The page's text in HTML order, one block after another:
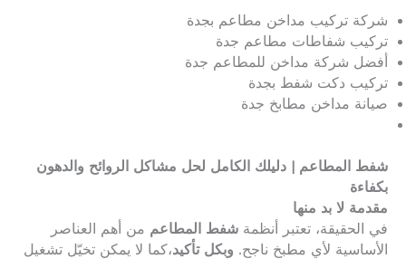
شركة تركيب مداخن مطاعم بجدة
تركيب شفاطات مطاعم جدة
أفضل شركة مداخن للمطاعم جدة
تركيب دكت شفط بجدة
صيانة مداخن مطابخ جدة
شفط المطاعم | دليلك الكامل لحل مشاكل الروائح والدهون
بكفاءة
مقدمة لا بد منها
في الحقيقة، تعتبر أنظمة شفط المطاعم من أهم العناصر
الأساسية لأي مطبخ ناجح. وبكل تأكيد،كما لا يمكن تخيّل تشغيل